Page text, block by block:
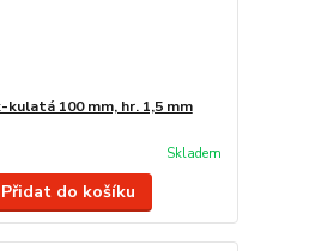
100 mm, hr. 1,5 mm
Skladem
Přidat do košíku